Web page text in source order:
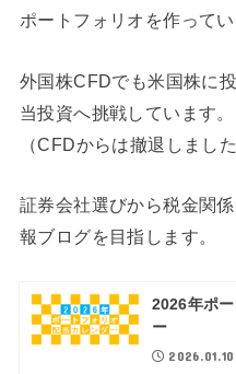
ポートフォリオを作ってい
外国株CFDでも米国株に
当投資へ挑戦しています。
（CFDからは撤退しました
証券会社選びから税金関
報ブログを目指します。
2026年ポ
ー
2026.01.10